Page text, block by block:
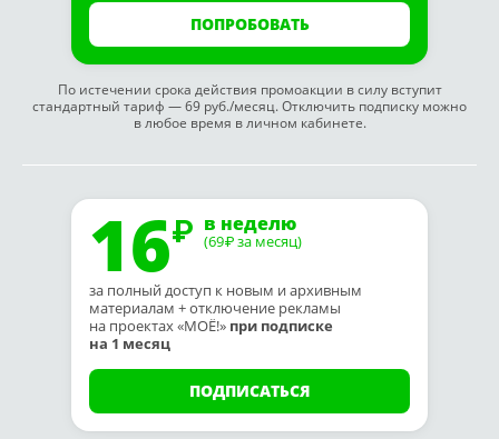
ПОПРОБОВАТЬ
По истечении срока действия промоакции в силу вступит
стандартный тариф — 69 руб./месяц. Отключить подписку можно
в любое время в личном кабинете.
16 в неделю
(69₽ за месяц)
за полный доступ к новым и архивным
материалам + отключение рекламы
на проектах «МОЁ!» при подписке
на 1 месяц
ПОДПИСАТЬСЯ